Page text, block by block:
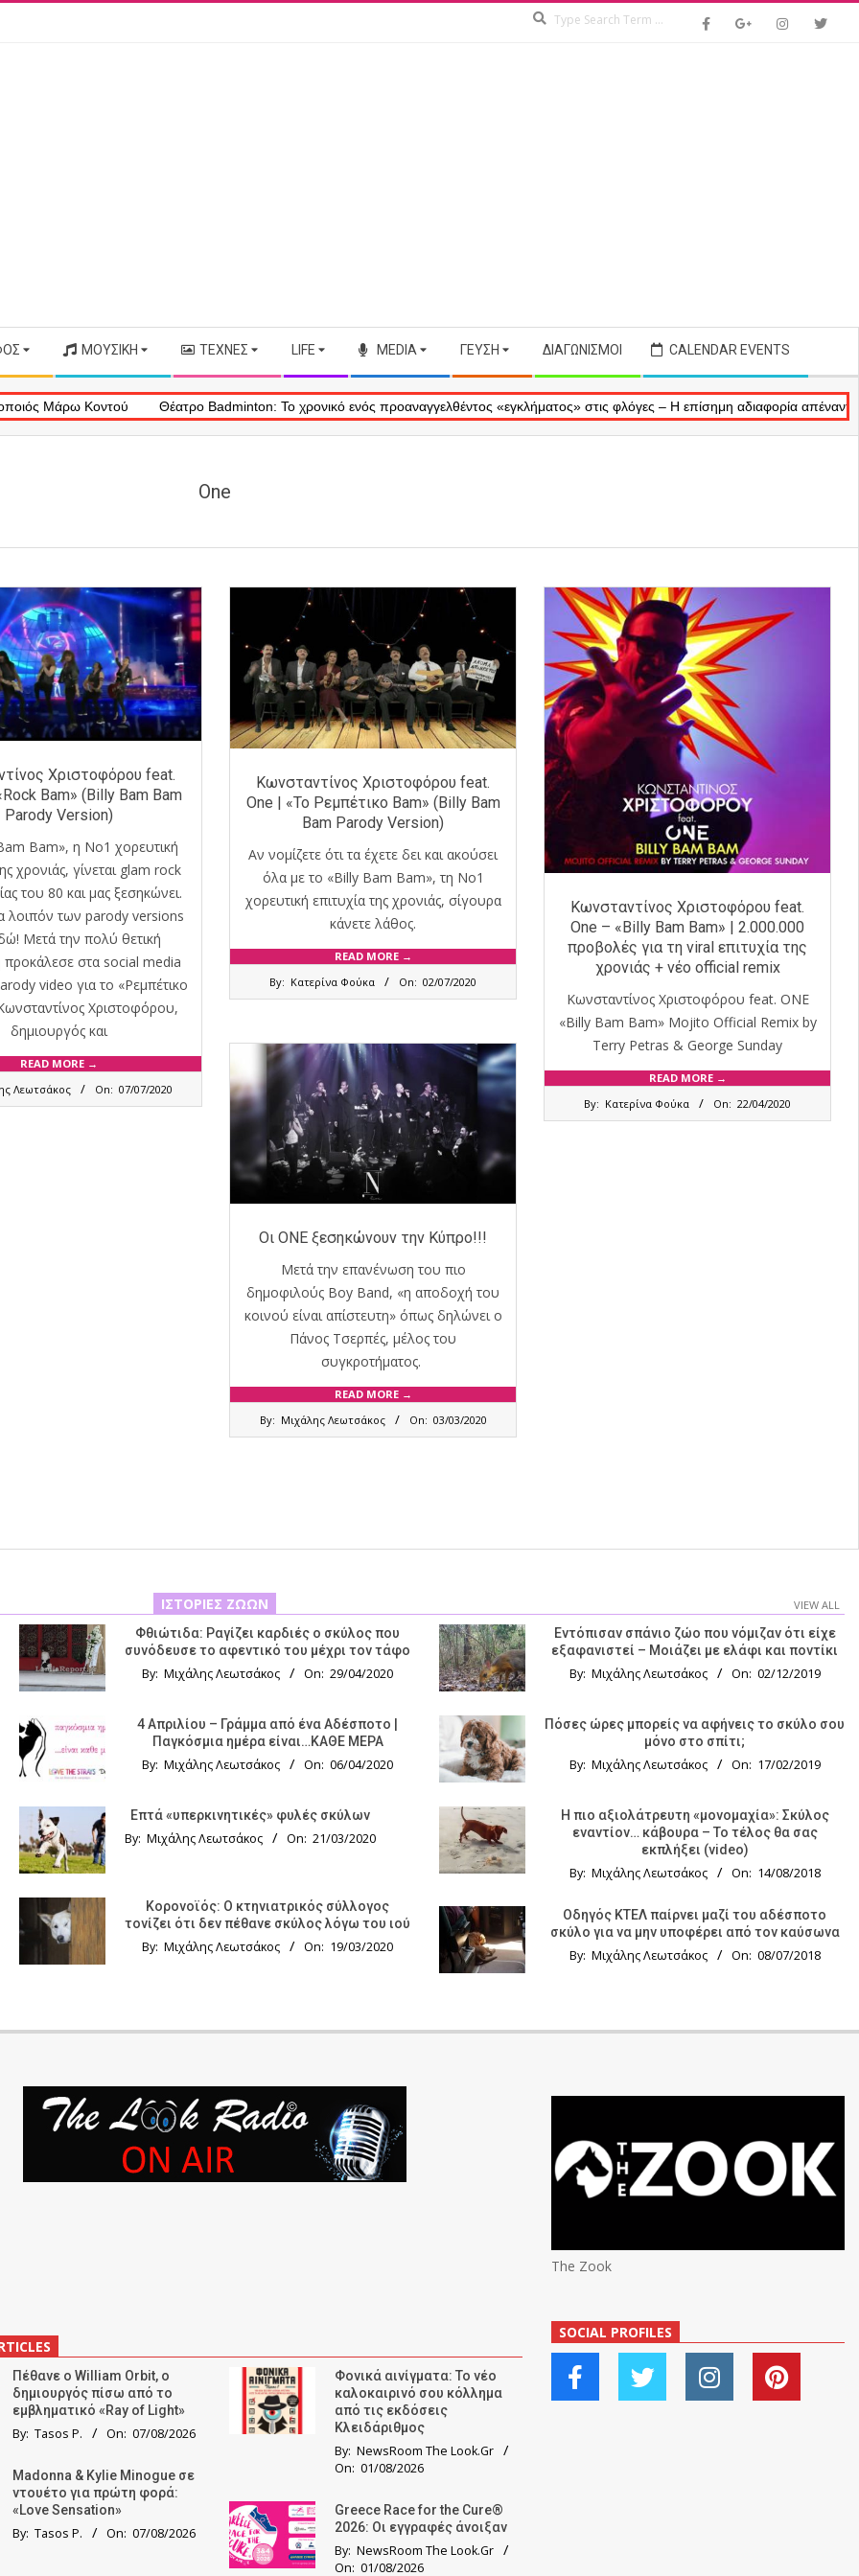
ΜΟΥΣΙΚΉ ΤΈΧΝΕΣ LIFE MEDIA ΓΕΎΣΗ ΔΙΑΓΩΝΙΣΜΟΊ CALENDAR EVENTS
Κοντού Θέατρο Badminton: Το χρονικό ενός προαναγγελθέντος «εγκλήματος» στις φλόγες – Η επίσημη αδιαφορία απέναντι στις
One
Χριστοφόρου feat.
Bam» (Billy Bam Bam
Parody Version)
Bam», η Νο1 χορευτική
χρονιάς, γίνεται glam rock
του 80 και μας ξεσηκώνει.
λοιπόν των parody versions
Μετά την πολύ θετική
στα social media
video για το «Ρεμπέτικο
Χριστοφόρου,
δημιουργός και
READ MORE →
Λεωτσάκος On: 07/07/2020
Κωνσταντίνος Χριστοφόρου feat.
One | «Το Ρεμπέτικο Bam» (Billy Bam
Bam Parody Version)
Αν νομίζετε ότι τα έχετε δει και ακούσει
όλα με το «Billy Bam Bam», τη Νο1
χορευτική επιτυχία της χρονιάς, σίγουρα
κάνετε λάθος.
READ MORE →
By: Κατερίνα Φούκα On: 02/07/2020
Κωνσταντίνος Χριστοφόρου feat.
One – «Billy Bam Bam» | 2.000.000
προβολές για τη viral επιτυχία της
χρονιάς + νέο official remix
Κωνσταντίνος Χριστοφόρου feat. ONE
«Billy Bam Bam» Mojito Official Remix by
Terry Petras & George Sunday
READ MORE →
By: Κατερίνα Φούκα On: 22/04/2020
Οι ΟΝΕ ξεσηκώνουν την Κύπρο!!!
Μετά την επανένωση του πιο
δημοφιλούς Boy Band, «η αποδοχή του
κοινού είναι απίστευτη» όπως δηλώνει ο
Πάνος Τσερπές, μέλος του
συγκροτήματος.
READ MORE →
By: Μιχάλης Λεωτσάκος On: 03/03/2020
ΙΣΤΟΡΊΕΣ ΖΏΩΝ VIEW ALL
Φθιώτιδα: Ραγίζει καρδιές ο σκύλος που
συνόδευσε το αφεντικό του μέχρι τον τάφο
By: Μιχάλης Λεωτσάκος On: 29/04/2020
4 Απριλίου – Γράμμα από ένα Αδέσποτο |
Παγκόσμια ημέρα είναι…ΚΑΘΕ ΜΕΡΑ
By: Μιχάλης Λεωτσάκος On: 06/04/2020
Επτά «υπερκινητικές» φυλές σκύλων
By: Μιχάλης Λεωτσάκος On: 21/03/2020
Κορονοϊός: Ο κτηνιατρικός σύλλογος
τονίζει ότι δεν πέθανε σκύλος λόγω του ιού
By: Μιχάλης Λεωτσάκος On: 19/03/2020
Εντόπισαν σπάνιο ζώο που νόμιζαν ότι είχε
εξαφανιστεί – Μοιάζει με ελάφι και ποντίκι
By: Μιχάλης Λεωτσάκος On: 02/12/2019
Πόσες ώρες μπορείς να αφήνεις το σκύλο σου
μόνο στο σπίτι;
By: Μιχάλης Λεωτσάκος On: 17/02/2019
Η πιο αξιολάτρευτη «μονομαχία»: Σκύλος
εναντίον… κάβουρα – Το τέλος θα σας
εκπλήξει (video)
By: Μιχάλης Λεωτσάκος On: 14/08/2018
Οδηγός KTΕΛ παίρνει μαζί του αδέσποτο
σκύλο για να μην υποφέρει από τον καύσωνα
By: Μιχάλης Λεωτσάκος On: 08/07/2018
Πέθανε ο William Orbit, ο
δημιουργός πίσω από το
εμβληματικό «Ray of Light»
By: Tasos P. On: 07/08/2026
Madonna & Kylie Minogue σε
ντουέτο για πρώτη φορά:
«Love Sensation»
By: Tasos P. On: 07/08/2026
Φονικά αινίγματα: Το νέο
καλοκαιρινό σου κόλλημα
από τις εκδόσεις
Κλειδάριθμος
By: NewsRoom The Look.Gr
On: 01/08/2026
Greece Race for the Cure®
2026: Οι εγγραφές άνοιξαν
By: NewsRoom The Look.Gr
On: 01/08/2026
The Zook
SOCIAL PROFILES